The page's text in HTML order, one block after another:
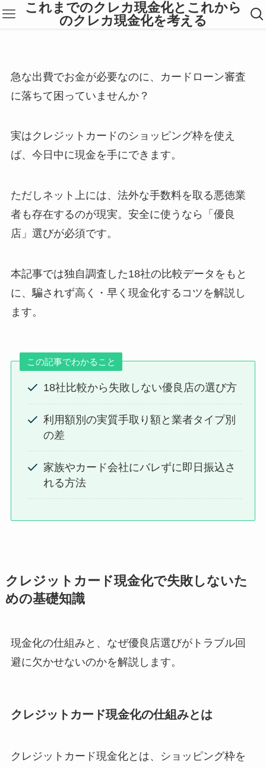
これまでのクレカ現金化とこれから
のクレカ現金化を考える
急な出費でお金が必要なのに、カードローン審査
に落ちて困っていませんか？
実はクレジットカードのショッピング枠を使え
ば、今日中に現金を手にできます。
ただしネット上には、法外な手数料を取る悪徳業
者も存在するのが現実。安全に使うなら「優良
店」選びが必須です。
本記事では独自調査した18社の比較データをもと
に、騙されず高く・早く現金化するコツを解説し
ます。
この記事でわかること
18社比較から失敗しない優良店の選び方
利用額別の実質手取り額と業者タイプ別
の差
家族やカード会社にバレずに即日振込さ
れる方法
クレジットカード現金化で失敗しないた
めの基礎知識
現金化の仕組みと、なぜ優良店選びがトラブル回
避に欠かせないのかを解説します。
クレジットカード現金化の仕組みとは
クレジットカード現金化とは、ショッピング枠を